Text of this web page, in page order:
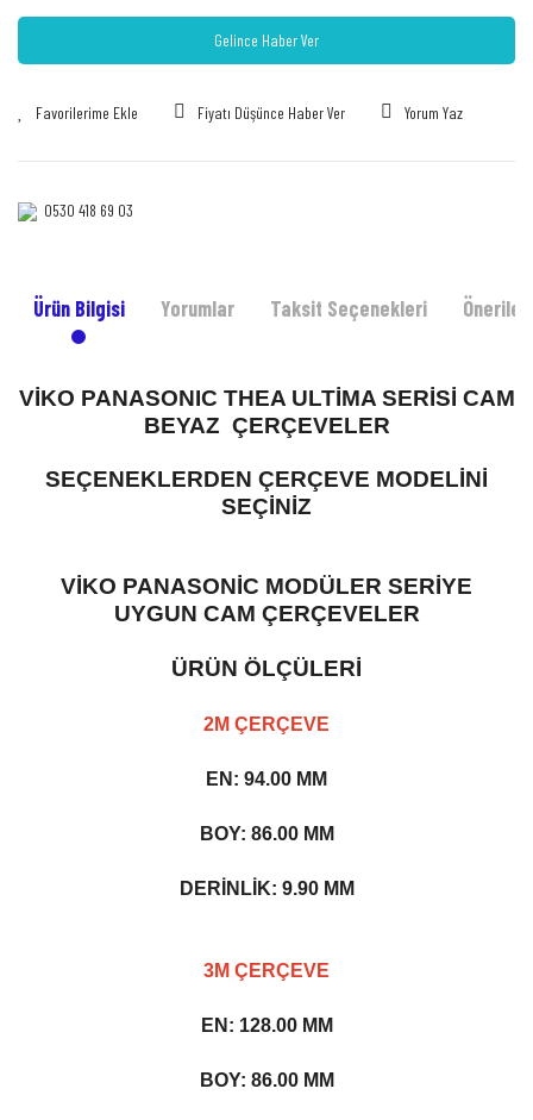
Gelince Haber Ver
Fiyatı Düşünce Haber Ver Yorum Yaz
0530 418 69 03‎‎
Ürün Bilgisi Yorumlar Taksit Seçenekleri
VİKO PANASONIC THEA ULTİMA SERİSİ CAM
BEYAZ ÇERÇEVELER
SEÇENEKLERDEN ÇERÇEVE MODELİNİ
SEÇİNİZ
VİKO PANASONİC MODÜLER SERİYE
UYGUN CAM ÇERÇEVELER
ÜRÜN ÖLÇÜLERİ
2M ÇERÇEVE
EN: 94.00 MM
BOY: 86.00 MM
DERİNLİK: 9.90 MM
3M ÇERÇEVE
EN: 128.00 MM
BOY: 86.00 MM